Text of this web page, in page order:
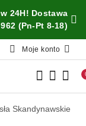
24H! Dostawa
(Pn-Pt 8-18)
Moje konto
Skandynawskie